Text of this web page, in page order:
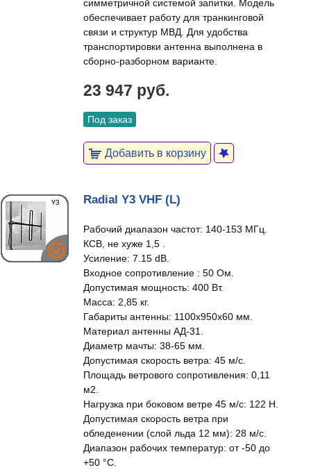
симметричной системой запитки. Модель
обеспечивает работу для транкинговой
связи и структур МВД. Для удобства
транспортировки антенна выполнена в
сборно-разборном варианте.
23 947 руб.
Под заказ
Добавить в корзину
Radial Y3 VHF (L)
Рабочий диапазон частот: 140-153 МГц.
КСВ, не хуже 1,5 .
Усиление: 7.15 dB.
Входное сопротивление : 50 Ом.
Допустимая мощность: 400 Вт.
Масса: 2,85 кг.
Габариты антенны: 1100х950х60 мм.
Материал антенны АД-31.
Диаметр мачты: 38-65 мм.
Допустимая скорость ветра: 45 м/с.
Площадь ветрового сопротивления: 0,11
м2.
Нагрузка при боковом ветре 45 м/с: 122 Н.
Допустимая скорость ветра при
обледенении (слой льда 12 мм): 28 м/с.
Диапазон рабочих температур: от -50 до
+50 °С.